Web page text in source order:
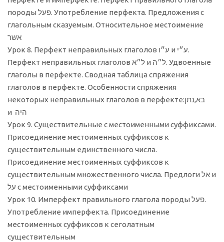
породы פעל. Употребление перфекта. Предложения с
глагольным сказуемым. Относительное местоимение
אשר
Урок 8. Перфект неправильных глаголов ע״ו и ע״י.
Перфект неправильных глаголов ל״א и ל״ה. Удвоенные
глаголы в перфекте. Сводная таблица спряжения
глаголов в перфекте. Особенности спряжения
некоторых неправильных глаголов в перфекте:בא,נתן
и היה
Урок 9. Существительные с местоименными суффиксами.
Присоединение местоименных суффиксов к
существительным единственного числа.
Присоединение местоименных суффиксов к
существительным множественного числа. Предлоги אל и
על с местоименными суффиксами
Урок 10. Имперфект правильного глагола породы פעל.
Употребление имперфекта. Присоединение
местоименных суффиксов к сеголатным
существительным